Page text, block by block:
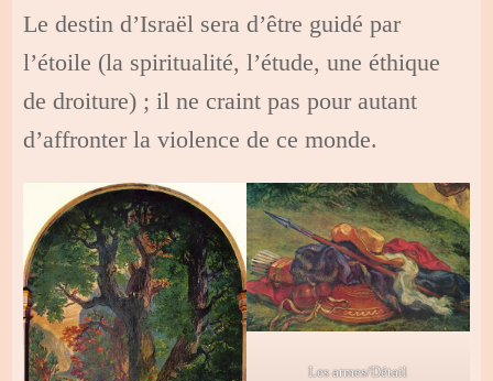
Le destin d’Israël sera d’être guidé par
l’étoile (la spiritualité, l’étude, une éthique
de droiture) ; il ne craint pas pour autant
d’affronter la violence de ce monde.
Les armes/Détail